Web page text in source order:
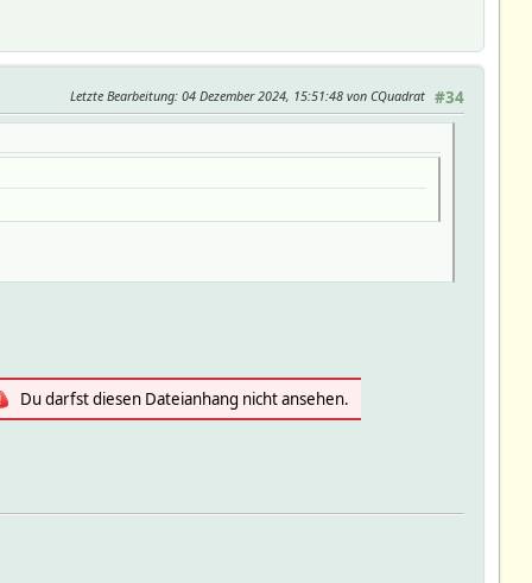
#34
Letzte Bearbeitung: 04 Dezember 2024, 15:51:48 von CQuadrat
Du darfst diesen Dateianhang nicht ansehen.